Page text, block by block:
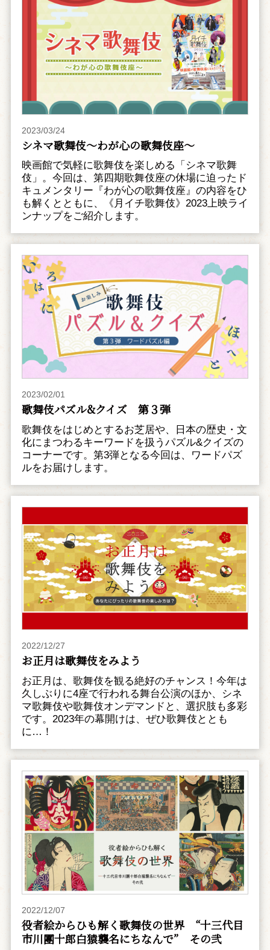
2023/03/24
シネマ歌舞伎～わが心の歌舞伎座～
映画館で気軽に歌舞伎を楽しめる「シネマ歌舞
伎」。今回は、第四期歌舞伎座の休場に迫ったド
キュメンタリー『わが心の歌舞伎座』の内容をひ
も解くとともに、《月イチ歌舞伎》2023上映ライ
ンナップをご紹介します。
2023/02/01
歌舞伎パズル&クイズ 第３弾
歌舞伎をはじめとするお芝居や、日本の歴史・文
化にまつわるキーワードを扱うパズル&クイズの
コーナーです。第3弾となる今回は、ワードパズ
ルをお届けします。
2022/12/27
お正月は歌舞伎をみよう
お正月は、歌舞伎を観る絶好のチャンス！今年は
久しぶりに4座で行われる舞台公演のほか、シネ
マ歌舞伎や歌舞伎オンデマンドと、選択肢も多彩
です。2023年の幕開けは、ぜひ歌舞伎ととも
に…！
2022/12/07
役者絵からひも解く歌舞伎の世界 “十三代目
市川團十郎白猿襲名にちなんで” その弐